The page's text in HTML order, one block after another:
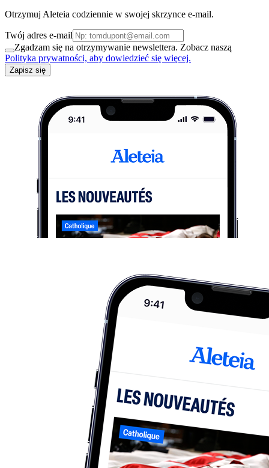
Otrzymuj Aleteia codziennie w swojej skrzynce e-mail.
Twój adres e-mail
Zgadzam się na otrzymywanie newslettera. Zobacz naszą
Polityka prywatności, aby dowiedzieć się więcej.
Zapisz się